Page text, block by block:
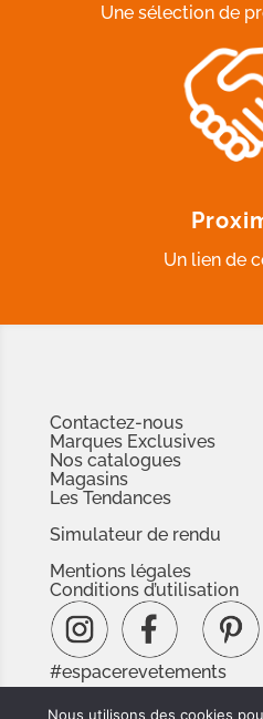
Une sélection de
Un lien de
Contactez-nous
Marques Exclusives
Nos catalogues
Magasins
Les Tendances
Simulateur de rendu
Mentions légales
Conditions d’utilisation
#espacerevetements
www.espacedoc.fr
Nous utilisons des cookies